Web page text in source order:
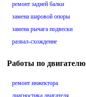
ремонт задней балки
замена шаровой опоры
замена рычага подвески
развал-схождение
Работы по двигателю
ремонт инжектора